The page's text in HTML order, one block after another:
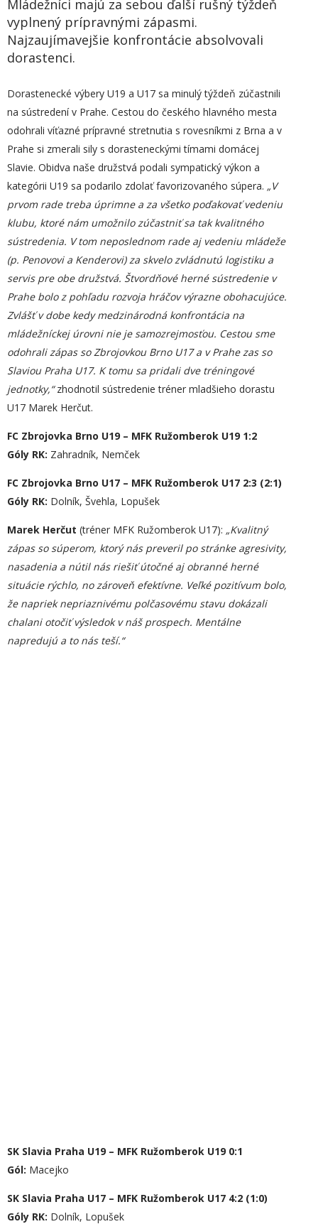
Mládežníci majú za sebou ďalší rušný týždeň
vyplnený prípravnými zápasmi.
Najzaujímavejšie konfrontácie absolvovali
dorastenci.
Dorastenecké výbery U19 a U17 sa minulý týždeň zúčastnili
na sústredení v Prahe. Cestou do českého hlavného mesta
odohrali víťazné prípravné stretnutia s rovesníkmi z Brna a v
Prahe si zmerali sily s dorasteneckými tímami domácej
Slavie. Obidva naše družstvá podali sympatický výkon a
kategórii U19 sa podarilo zdolať favorizovaného súpera. „V
prvom rade treba úprimne a za všetko poďakovať vedeniu
klubu, ktoré nám umožnilo zúčastniť sa tak kvalitného
sústredenia. V tom neposlednom rade aj vedeniu mládeže
(p. Penovovi a Kenderovi) za skvelo zvládnutú logistiku a
servis pre obe družstvá. Štvordňové herné sústredenie v
Prahe bolo z pohľadu rozvoja hráčov výrazne obohacujúce.
Zvlášť v dobe kedy medzinárodná konfrontácia na
mládežníckej úrovni nie je samozrejmosťou. Cestou sme
odohrali zápas so Zbrojovkou Brno U17 a v Prahe zas so
Slaviou Praha U17. K tomu sa pridali dve tréningové
jednotky,“zhodnotil sústredenie tréner mladšieho dorastu
U17 Marek Herčut.
FC Zbrojovka Brno U19 – MFK Ružomberok U19 1:2
Góly RK: Zahradník, Nemček
FC Zbrojovka Brno U17 – MFK Ružomberok U17 2:3 (2:1)
Góly RK: Dolník, Švehla, Lopušek
Marek Herčut (tréner MFK Ružomberok U17): „Kvalitný
zápas so súperom, ktorý nás preveril po stránke agresivity,
nasadenia a nútil nás riešiť útočné aj obranné herné
situácie rýchlo, no zároveň efektívne. Veľké pozitívum bolo,
že napriek nepriaznivému polčasovému stavu dokázali
chalani otočiť výsledok v náš prospech. Mentálne
napredujú a to nás teší.“
SK Slavia Praha U19 – MFK Ružomberok U19 0:1
Gól: Macejko
SK Slavia Praha U17 – MFK Ružomberok U17 4:2 (1:0)
Góly RK: Dolník, Lopušek